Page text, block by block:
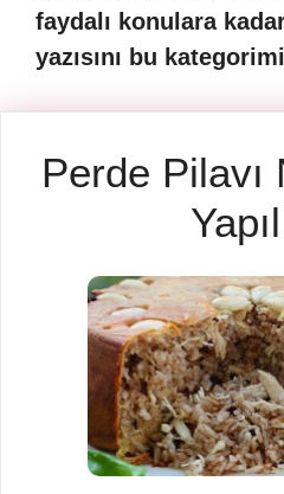
faydalı konulara
yazısını bu
Perde Pilavı